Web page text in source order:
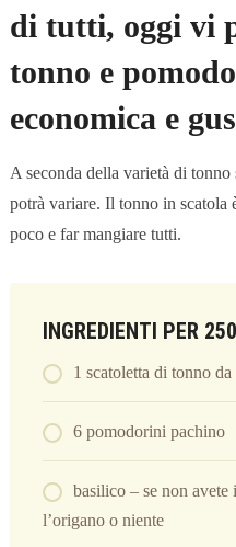
di tutti, oggi vi
tonno e
economica e
A seconda della varietà di
potrà variare. Il tonno in scatola
poco e far mangiare tutti.
INGREDIENTI PER
1 scatoletta di tonno
6 pomodorini pachino
basilico – se non avete
l’origano o niente